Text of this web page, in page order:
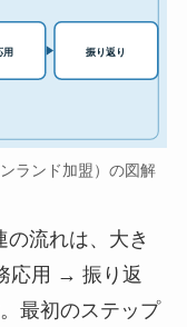
用 振り返り
ランド加盟）の図解
流れは、大き
応用 → 振り返
最初のステップ